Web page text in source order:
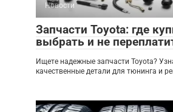
Новости
Запчасти Toyota: где
выбрать и не
Ищете надежные запчасти Toyota?
качественные детали для тюнинга и